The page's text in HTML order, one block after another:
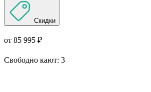
Скидки
от 85 995 ₽
Свободно кают: 3